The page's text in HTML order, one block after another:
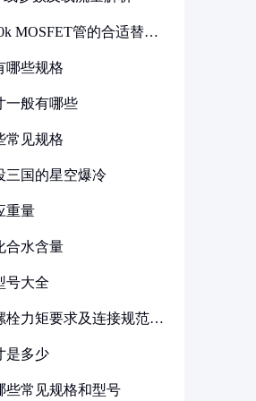
MOSFET管的合适替代
哪些规格
一般有哪些
常见规格
三国的星空爆冷
重量
合水含量
号大全
栓力矩要求及连接规范详
是多少
些常见规格和型号